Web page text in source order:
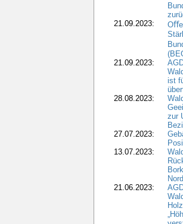
21.09.2023:
21.09.2023:
ist
28.08.2023:
zur
27.07.2023:
13.07.2023:
21.06.2023: